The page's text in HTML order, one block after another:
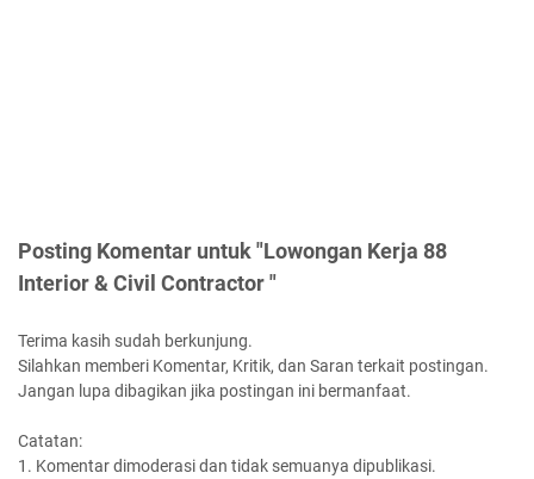
Posting Komentar untuk "Lowongan Kerja 88
Interior & Civil Contractor "
Terima kasih sudah berkunjung.
Silahkan memberi Komentar, Kritik, dan Saran terkait postingan.
Jangan lupa dibagikan jika postingan ini bermanfaat.
Catatan:
1. Komentar dimoderasi dan tidak semuanya dipublikasi.